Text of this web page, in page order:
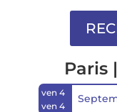
Paris
ven 4
ven 4